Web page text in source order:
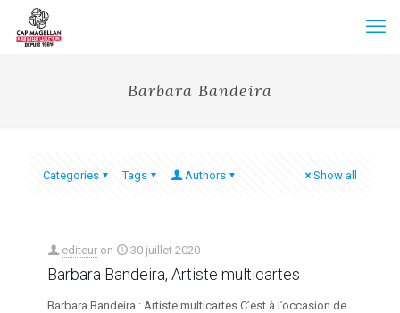
Barbara Bandeira
Categories Tags Authors Show all
editeur on 30 juillet 2020
Barbara Bandeira, Artiste multicartes
Barbara Bandeira : Artiste multicartes C’est à l’occasion de